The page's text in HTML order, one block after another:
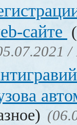
сайте
/